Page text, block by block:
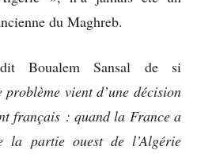
du Maghreb.
Boualem Sansal de si
problème vient d’une décision
français : quand la France a
la partie ouest de l’Algérie